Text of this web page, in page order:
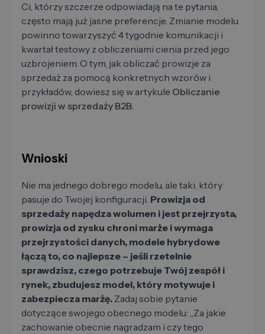
Ci, którzy szczerze odpowiadają na te pytania,
często mają już jasne preferencje. Zmianie modelu
powinno towarzyszyć 4 tygodnie komunikacji i
kwartał testowy z obliczeniami cienia przed jego
uzbrojeniem. O tym, jak obliczać prowizje za
sprzedaż za pomocą konkretnych wzorów i
przykładów, dowiesz się w artykule Obliczanie
prowizji w sprzedaży B2B.
Wnioski
Nie ma jednego dobrego modelu, ale taki, który
pasuje do Twojej konfiguracji. Prowizja od
sprzedaży napędza wolumen i jest przejrzysta,
prowizja od zysku chroni marże i wymaga
przejrzystości danych, modele hybrydowe
łączą to, co najlepsze – jeśli rzetelnie
sprawdzisz, czego potrzebuje Twój zespół i
rynek, zbudujesz model, który motywuje i
zabezpiecza marżę. Zadaj sobie pytanie
dotyczące swojego obecnego modelu: „Za jakie
zachowanie obecnie nagradzam i czy tego